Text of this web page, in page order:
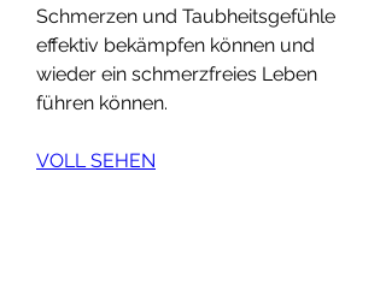
Schmerzen und Taubheitsgefühle
effektiv bekämpfen können und
wieder ein schmerzfreies Leben
führen können.
VOLL SEHEN